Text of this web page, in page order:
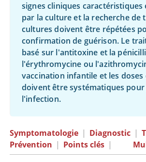
signes cliniques
par la culture et la recherche de
cultures doivent être répétées
confirmation de guérison. Le
basé sur l'antitoxine et la
l'érythromycine ou
vaccination infantile et les doses
doivent être systématiques
l'infection.
Symptomatologie | Diagnostic |
Prévention | Points clés |